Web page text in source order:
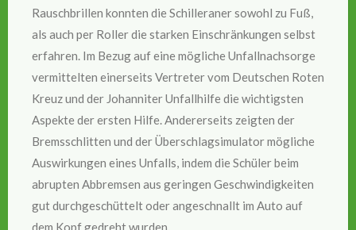
Rauschbrillen konnten die Schilleraner sowohl zu Fuß,
als auch per Roller die starken Einschränkungen selbst
erfahren. Im Bezug auf eine mögliche Unfallnachsorge
vermittelten einerseits Vertreter vom Deutschen Roten
Kreuz und der Johanniter Unfallhilfe die wichtigsten
Aspekte der ersten Hilfe. Andererseits zeigten der
Bremsschlitten und der Überschlagsimulator mögliche
Auswirkungen eines Unfalls, indem die Schüler beim
abrupten Abbremsen aus geringen Geschwindigkeiten
gut durchgeschüttelt oder angeschnallt im Auto auf